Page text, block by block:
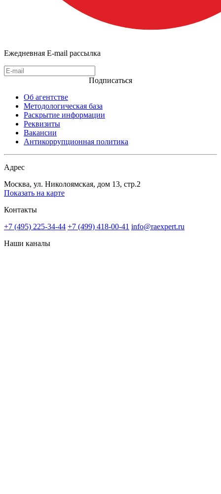
Ежедневная E-mail рассылка
Подписаться
Об агентстве
Методологическая база
Раскрытие информации
Реквизиты
Вакансии
Антикоррупционная политика
Адрес
Москва, ул. Николоямская, дом 13, стр.2
Показать на карте
Контакты
+7 (495) 225-34-44 +7 (499) 418-00-41 info@raexpert.ru
Наши каналы